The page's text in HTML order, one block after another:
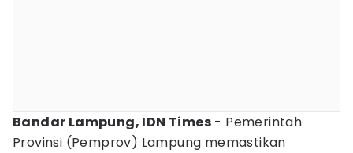
Bandar Lampung, IDN Times - Pemerintah
Provinsi (Pemprov) Lampung memastikan